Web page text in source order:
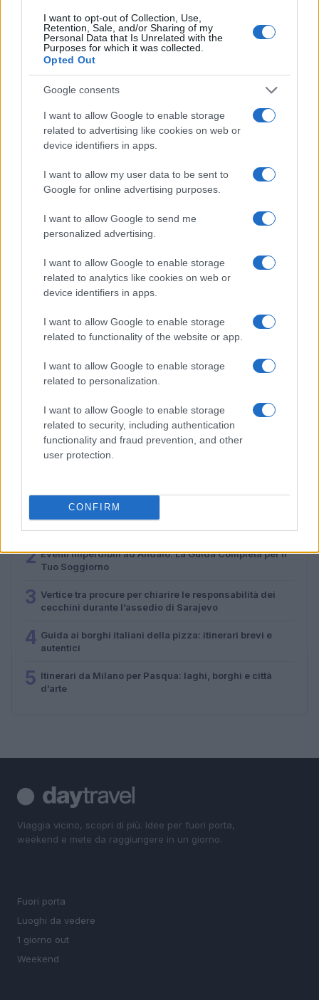
I want to opt-out of Collection, Use,
Retention, Sale, and/or Sharing of my
Personal Data that Is Unrelated with the
Purposes for which it was collected.
Opted Out
Google consents
I want to allow Google to enable storage
related to advertising like cookies on web or
device identifiers in apps.
I want to allow my user data to be sent to
Google for online advertising purposes.
I want to allow Google to send me
personalized advertising.
I want to allow Google to enable storage
related to analytics like cookies on web or
device identifiers in apps.
I want to allow Google to enable storage
related to functionality of the website or app.
I want to allow Google to enable storage
related to personalization.
I want to allow Google to enable storage
related to security, including authentication
functionality and fraud prevention, and other
user protection.
CONFIRM
Dalla gloria di Coppi al declino attuale: l’allarme per il
ciclismo italiano
FUORI PORTA
Guida ai mercatini vintage in Piemonte con
passeggiate e street food
Alessandro Tassinari · 4 Ago 2026
1
Itinerari d’acqua in Veneto: 8 percorsi semplici per
2 Eventi Imperdibili ad Andalo: La Guida Completa per il
Tuo Soggiorno
3 Vertice tra procure per chiarire le responsabilità dei
cecchini durante l’assedio di Sarajevo
4 Guida ai borghi italiani della pizza: itinerari brevi e
autentici
5 Itinerari da Milano per Pasqua: laghi, borghi e città
d’arte
Viaggia vicino, scopri di più. Idee per fuori porta,
weekend e mete da raggiungere in un giorno.
Fuori porta
Luoghi da vedere
1 giorno out
Weekend